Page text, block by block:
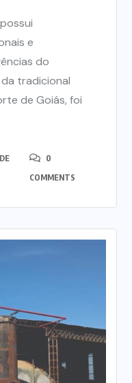
e
do
tradicional
de Goiás, foi
0
COMMENTS